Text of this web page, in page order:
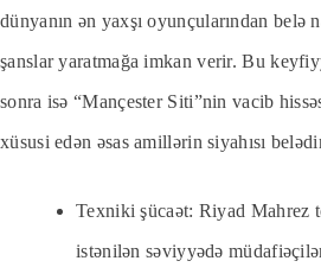
dünyanın ən yaxşı oyunçularından belə
şanslar yaratmağa imkan verir. Bu
sonra isə “Mançester Siti”nin vacib
xüsusi edən əsas amillərin siyahısı
Texniki şücaət: Riyad Mahrez
istənilən səviyyədə